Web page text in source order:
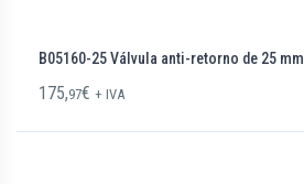
B05160-25 Válvula anti-retorno de 25 mm
175,97€ + IVA